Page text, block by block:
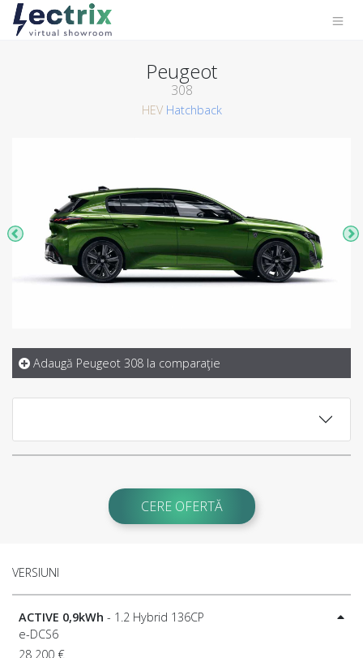
Peugeot
308
HEV Hatchback
Adaugă Peugeot 308 la comparaţie
CERE OFERTĂ
VERSIUNI
ACTIVE 0,9kWh - 1.2 Hybrid 136CP
e-DCS6
28 200 €